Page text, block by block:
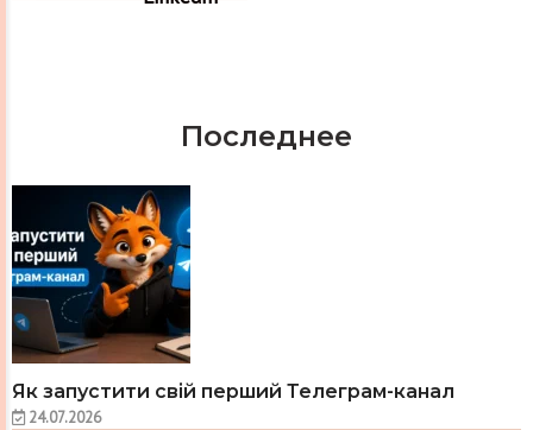
Последнее
Як запустити свій перший Телеграм-канал
24.07.2026